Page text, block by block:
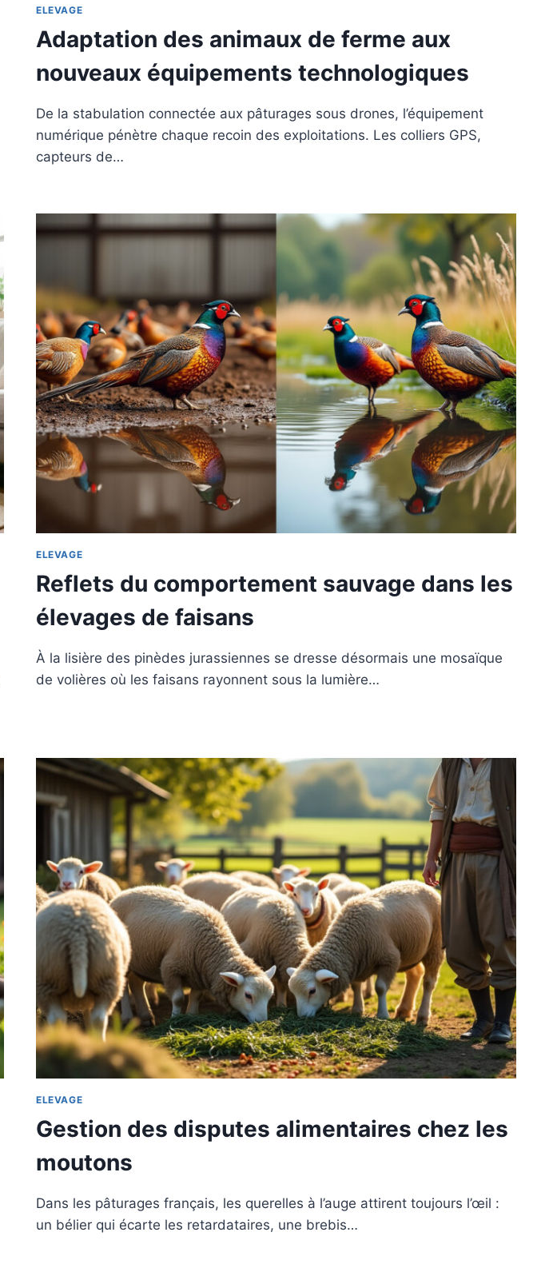
ELEVAGE
Adaptation des animaux de ferme aux
nouveaux équipements technologiques
De la stabulation connectée aux pâturages sous drones, l’équipement
numérique pénètre chaque recoin des exploitations. Les colliers GPS,
capteurs de…
ELEVAGE
Reflets du comportement sauvage dans les
élevages de faisans
À la lisière des pinèdes jurassiennes se dresse désormais une mosaïque
de volières où les faisans rayonnent sous la lumière…
ELEVAGE
Gestion des disputes alimentaires chez les
moutons
Dans les pâturages français, les querelles à l’auge attirent toujours l’œil :
un bélier qui écarte les retardataires, une brebis…